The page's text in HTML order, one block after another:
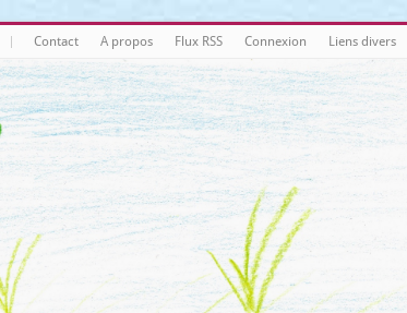
Contact A propos Flux RSS Connexion Liens divers